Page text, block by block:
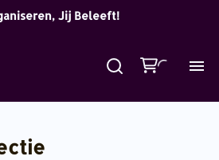
Jij Beleeft!